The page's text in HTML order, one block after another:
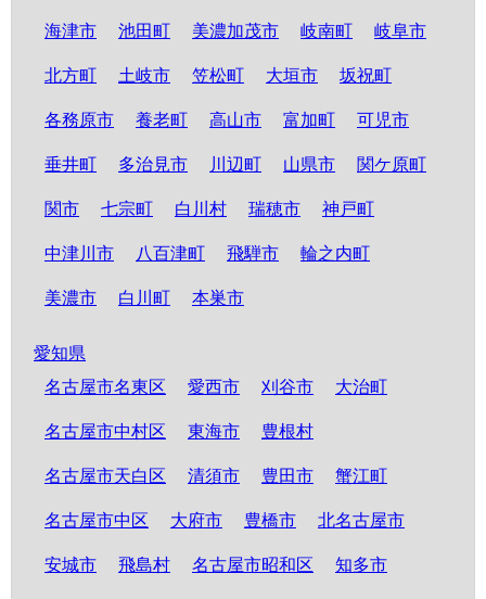
海津市 池田町 美濃加茂市 岐南町 岐阜市
北方町 土岐市 笠松町 大垣市 坂祝町
各務原市 養老町 高山市 富加町 可児市
垂井町 多治見市 川辺町 山県市 関ケ原町
関市 七宗町 白川村 瑞穂市 神戸町
中津川市 八百津町 飛騨市 輪之内町
美濃市 白川町 本巣市
愛知県
名古屋市名東区
愛西市 刈谷市 大治町
名古屋市中村区 東海市 豊根村
名古屋市天白区 清須市 豊田市 蟹江町
名古屋市中区 大府市 豊橋市 北名古屋市
安城市 飛島村 名古屋市昭和区 知多市